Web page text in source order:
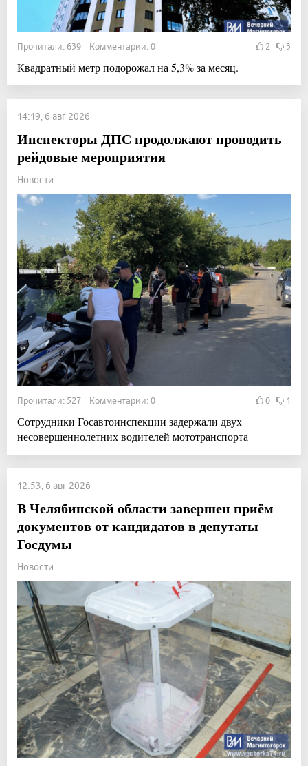
Прочитали: 639 Комментарии: 0 2 3
Квадратный метр подорожал на 5,3% за месяц.
14:19, 6 авг 2026
Инспекторы ДПС продолжают проводить
рейдовые мероприятия
Новости
Прочитали: 527 Комментарии: 0 0 1
Сотрудники Госавтоинспекции задержали двух
несовершеннолетних водителей мототранспорта
12:53, 6 авг 2026
В Челябинской области завершен приём
документов от кандидатов в депутаты
Госдумы
Новости